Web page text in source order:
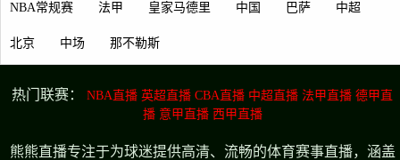
NBA常规赛 法甲 皇家马德里 中国 巴萨 中超
北京 中场 那不勒斯
热门联赛： NBA直播 英超直播 CBA直播 中超直播 法甲直播 德甲直
播 意甲直播 西甲直播
熊熊直播专注于为球迷提供高清、流畅的体育赛事直播，涵盖